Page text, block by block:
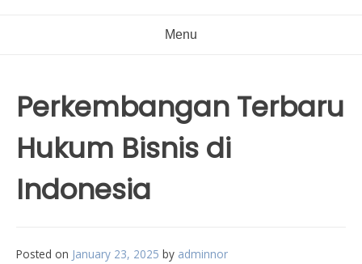
Menu
Perkembangan Terbaru
Hukum Bisnis di
Indonesia
Posted on January 23, 2025 by adminnor